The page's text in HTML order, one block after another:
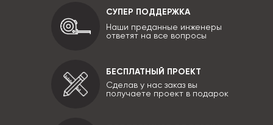
СУПЕР ПОДДЕРЖКА
Наши преданные инженеры
ответят на все вопросы
БЕСПЛАТНЫЙ ПРОЕКТ
Сделав у нас заказ вы
получаете проект в подарок